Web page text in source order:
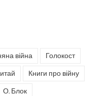
війна Голокост
Книги про війну
О. Блок